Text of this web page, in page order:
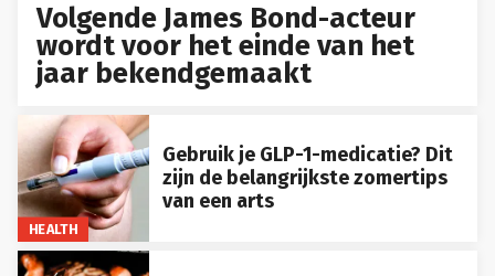
Volgende James Bond-acteur
wordt voor het einde van het
jaar bekendgemaakt
HEALTH
Gebruik je GLP-1-medicatie? Dit
zijn de belangrijkste zomertips
van een arts